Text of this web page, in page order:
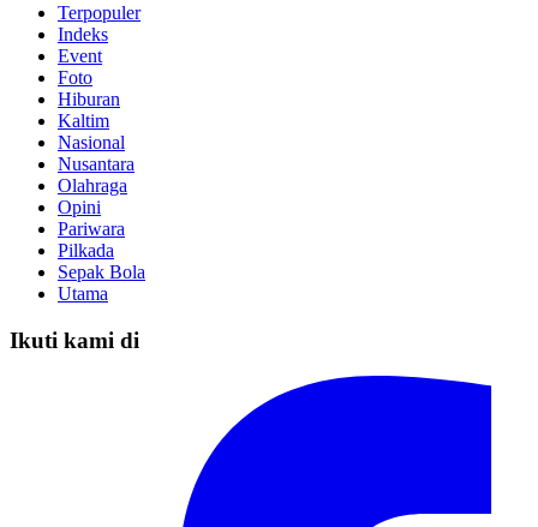
Terpopuler
Indeks
Event
Foto
Hiburan
Kaltim
Nasional
Nusantara
Olahraga
Opini
Pariwara
Pilkada
Sepak Bola
Utama
Ikuti kami di